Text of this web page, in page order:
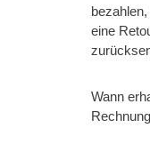
eine
Wann